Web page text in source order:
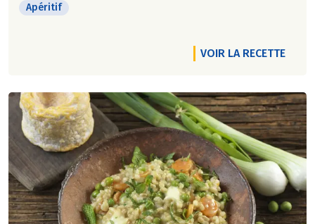
Apéritif
VOIR LA RECETTE